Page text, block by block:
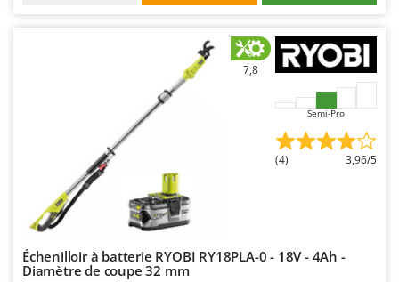
7,8
Semi-Pro
(4) 3,96/5
Échenilloir à batterie RYOBI RY18PLA-0 - 18V - 4Ah -
Diamètre de coupe 32 mm